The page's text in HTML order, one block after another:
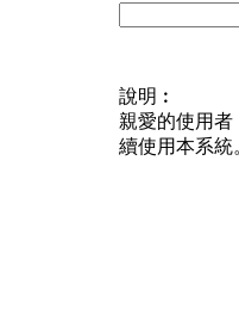
說明︰
親愛的使用
續使用本系統